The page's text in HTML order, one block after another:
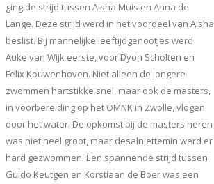
ging de strijd tussen Aisha Muis en Anna de
Lange. Deze strijd werd in het voordeel van Aisha
beslist. Bij mannelijke leeftijdgenootjes werd
Auke van Wijk eerste, voor Dyon Scholten en
Felix Kouwenhoven. Niet alleen de jongere
zwommen hartstikke snel, maar ook de masters,
in voorbereiding op het OMNK in Zwolle, vlogen
door het water. De opkomst bij de masters heren
was niet heel groot, maar desalniettemin werd er
hard gezwommen. Een spannende strijd tussen
Guido Keutgen en Korstiaan de Boer was een